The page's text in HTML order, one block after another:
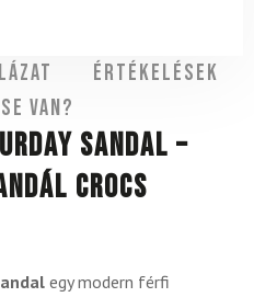
Értékelések
van?
Sandal –
Crocs
egy modern férfi